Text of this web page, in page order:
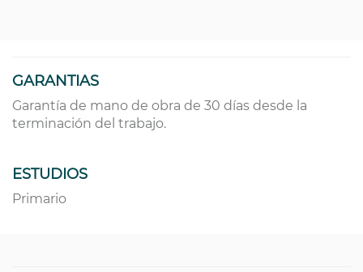
GARANTIAS
Garantía de mano de obra de 30 días desde la
terminación del trabajo.
ESTUDIOS
Primario